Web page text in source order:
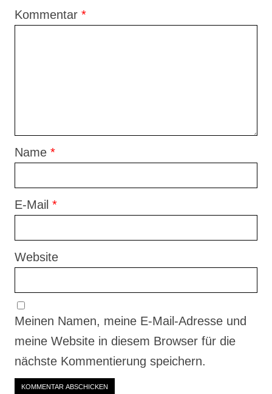
Kommentar *
Name *
E-Mail *
Website
Meinen Namen, meine E-Mail-Adresse und
meine Website in diesem Browser für die
nächste Kommentierung speichern.